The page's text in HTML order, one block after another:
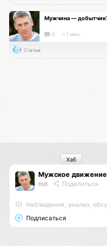
Мужчина —
0 < 1 мин.
Статья
Мужское движение
md Поделиться
Наблюдения, анализ,
Подписаться
Хаб